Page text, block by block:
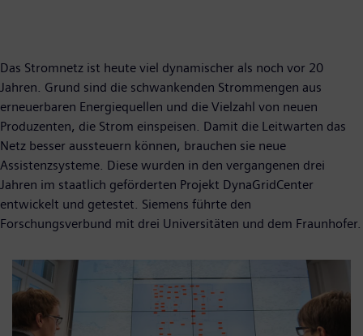
Das Stromnetz ist heute viel dynamischer als noch vor 20
Jahren. Grund sind die schwankenden Strommengen aus
erneuerbaren Energiequellen und die Vielzahl von neuen
Produzenten, die Strom einspeisen. Damit die Leitwarten das
Netz besser aussteuern können, brauchen sie neue
Assistenzsysteme. Diese wurden in den vergangenen drei
Jahren im staatlich geförderten Projekt DynaGridCenter
entwickelt und getestet. Siemens führte den
Forschungsverbund mit drei Universitäten und dem Fraunhofer.